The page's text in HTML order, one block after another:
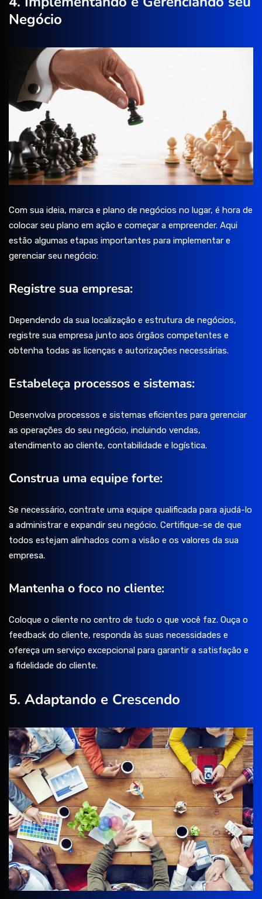
Negócio
Com sua ideia, marca e plano de negócios no lugar, é hora de
colocar seu plano em ação e começar a empreender. Aqui
estão algumas etapas importantes para implementar e
gerenciar seu negócio:
Registre sua empresa:
Dependendo da sua localização e estrutura de negócios,
registre sua empresa junto aos órgãos competentes e
obtenha todas as licenças e autorizações necessárias.
Estabeleça processos e sistemas:
Desenvolva processos e sistemas eficientes para gerenciar
as operações do seu negócio, incluindo vendas,
atendimento ao cliente, contabilidade e logística.
Construa uma equipe forte:
Se necessário, contrate uma equipe qualificada para ajudá-lo
a administrar e expandir seu negócio. Certifique-se de que
todos estejam alinhados com a visão e os valores da sua
empresa.
Mantenha o foco no cliente:
Coloque o cliente no centro de tudo o que você faz. Ouça o
feedback do cliente, responda às suas necessidades e
ofereça um serviço excepcional para garantir a satisfação e
a fidelidade do cliente.
5. Adaptando e Crescendo